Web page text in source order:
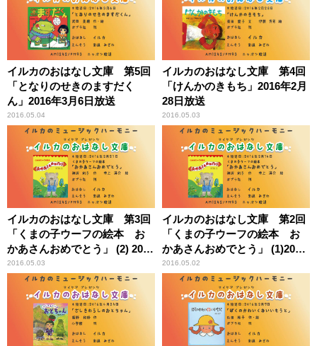
イルカのおはなし文庫 第5回
「となりのせきのますだく
ん」2016年3月6日放送
2016.05.04
イルカのおはなし文庫 第4回
「けんかのきもち」2016年2月
28日放送
2016.05.03
イルカのおはなし文庫 第3回
「くまの子ウーフの絵本 お
かあさんおめでとう」 (2) 2016
年2月21日放送
2016.05.03
イルカのおはなし文庫 第2回
「くまの子ウーフの絵本 お
かあさんおめでとう」 (1)2016
年2月14日放送
2016.05.02